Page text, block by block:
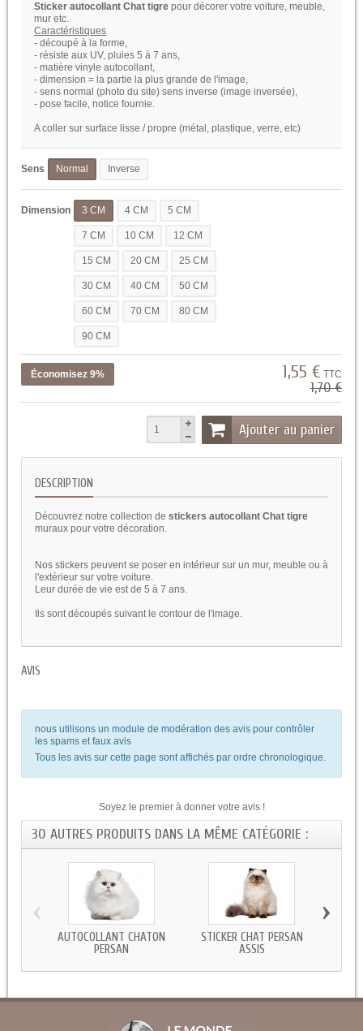
Sticker autocollant Chat tigre pour décorer votre voiture, meuble,
mur etc.
Caractéristiques
- découpé à la forme,
- résiste aux UV, pluies 5 à 7 ans,
- matière vinyle autocollant,
- dimension = la partie la plus grande de l'image,
- sens normal (photo du site) sens inverse (image inversée),
- pose facile, notice fournie.
A coller sur surface lisse / propre (métal, plastique, verre, etc)
Sens Normal Inverse
Dimension 3 CM 4 CM 5 CM
7 CM 10 CM 12 CM
15 CM 20 CM 25 CM
30 CM 40 CM 50 CM
60 CM 70 CM 80 CM
90 CM
Économisez 9% 1,55 € TTC
1,70 €
Ajouter au panier
DESCRIPTION
Découvrez notre collection de stickers autocollant Chat tigre
muraux pour votre décoration.
Nos stickers peuvent se poser en intérieur sur un mur, meuble ou à
l'extérieur sur votre voiture.
Leur durée de vie est de 5 à 7 ans.
Ils sont découpés suivant le contour de l'image.
AVIS
nous utilisons un module de modération des avis pour contrôler
les spams et faux avis
Tous les avis sur cette page sont affichés par ordre chronologique.
Soyez le premier à donner votre avis !
30 AUTRES PRODUITS DANS LA MÊME CATÉGORIE :
AUTOCOLLANT CHATON
PERSAN
STICKER CHAT PERSAN
ASSIS
‹ ›